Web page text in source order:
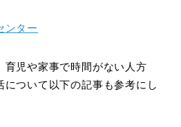
ンター
育児や家事で時間がない人方
について以下の記事も参考にし